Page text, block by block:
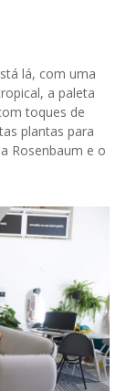
lá, com uma
a paleta
toques de
plantas para
Rosenbaum e o